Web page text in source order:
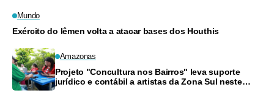
Mundo
Exército do Iêmen volta a atacar bases dos Houthis
Amazonas
Projeto "Concultura nos Bairros" leva suporte
jurídico e contábil a artistas da Zona Sul neste